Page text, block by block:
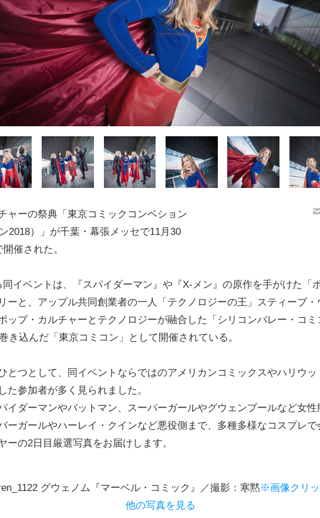
ャーの祭典「東京コミックコンベション
2018）」が千葉・幕張メッセで11月30
催された。
イベントは、『スパイダーマン』や『X-メン』の原作を手がけた「
ーと、アップル共同創業者の一人「テクノロジーの王」スティーブ
ップ・カルチャーとテクノロジーが融合した「シリコンバレー・コミ
き込んだ「東京コミコン」として開催されている。
とつとして、同イベントならではのアメリカンコミックスやハリウッ
た参加者が多く見られました。
イダーマンやバットマン、スーパーガールやグウェンプールなど女性
ーガールやハーレイ・クインなど悪役側まで、多種多様なコスプレで
ーの2日目厳選写真をお届けします。
グウェノム『マーベル・コミック』／撮影：寒黙※画像クリ
他の写真を見る